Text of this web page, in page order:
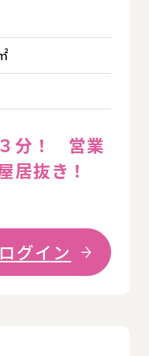
分！ 営業
居抜き！
グイン